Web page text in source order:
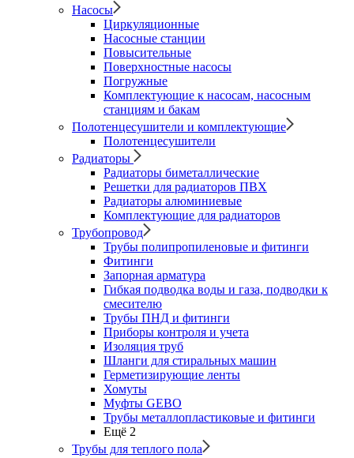
Насосы
Циркуляционные
Насосные станции
Повысительные
Поверхностные насосы
Погружные
Комплектующие к насосам, насосным
станциям и бакам
Полотенцесушители и комплектующие
Полотенцесушители
Радиаторы
Радиаторы биметаллические
Решетки для радиаторов ПВХ
Радиаторы алюминиевые
Комплектующие для радиаторов
Трубопровод
Трубы полипропиленовые и фитинги
Фитинги
Запорная арматура
Гибкая подводка воды и газа, подводки к
смесителю
Трубы ПНД и фитинги
Приборы контроля и учета
Изоляция труб
Шланги для стиральных машин
Герметизирующие ленты
Хомуты
Муфты GEBO
Трубы металлопластиковые и фитинги
Ещё 2
Трубы для теплого пола